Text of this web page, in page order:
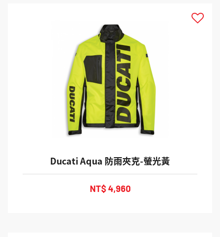
Ducati Aqua 防雨夾克-螢光黃
NT$ 4,960